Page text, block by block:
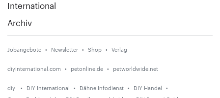
International
Archiv
Jobangebote Newsletter Shop Verlag
diyinternational.com petonline.de petworldwide.net
diy DIY International Dähne Infodienst
DIY Handel